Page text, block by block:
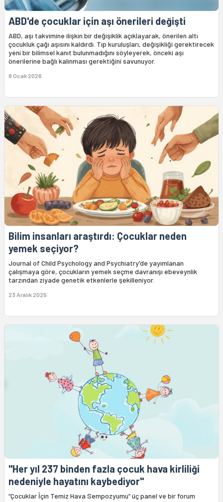
ABD'de çocuklar için aşı önerileri değişti
ABD, aşı takvimine ilişkin bir değişiklik açıklayarak, önerilen altı
çocukluk çağı aşısını kaldırdı. Tıp kuruluşları, değişikliği gerektirecek
yeni bir bilimsel kanıt bulunmadığını söyleyerek, önceki aşı
önerilerine bağlı kalınması gerektiğini savunuyor.
8 Ocak 2026
Bilim insanları araştırdı: Çocuklar neden
yemek seçiyor?
Journal of Child Psychology and Psychiatry'de yayımlanan
çalışmaya göre, çocukların yemek seçme davranışı ebeveynlik
tarzından ziyade genetik etkenlerle şekilleniyor.
23 Aralık 2025
"Her yıl 237 binden fazla çocuk hava kirliliği
nedeniyle hayatını kaybediyor"
“Çocuklar İçin Temiz Hava Sempozyumu” üç panel ve bir forum